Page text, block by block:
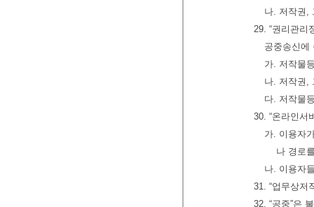
나. 저작권,
29. “권리관리
공중송신에
가. 저작물
나. 저작권,
다. 저작물
30. “온라인서
가. 이용자
나 경로
나. 이용자
31. “업무상저
32. “공중”은